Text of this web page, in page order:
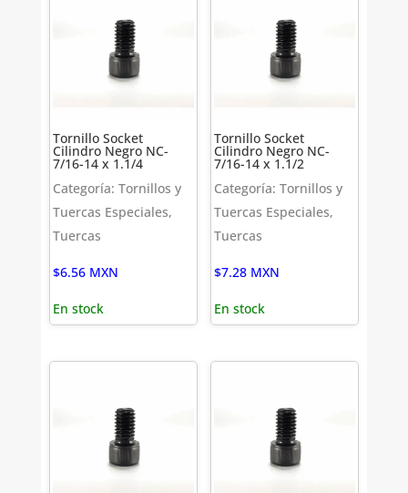
Tornillo Socket
Cilindro Negro NC-
7/16-14 x 1.1/4
Categoría: Tornillos y
Tuercas Especiales,
Tuercas
$6.56 MXN
En stock
Tornillo Socket
Cilindro Negro NC-
7/16-14 x 1.1/2
Categoría: Tornillos y
Tuercas Especiales,
Tuercas
$7.28 MXN
En stock